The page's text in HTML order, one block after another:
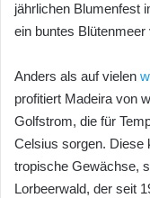
jährlichen Blumenfest
ein buntes Blütenmeer
Anders als auf vielen
profitiert Madeira von
Golfstrom, die für
Celsius sorgen. Diese
tropische Gewächse,
Lorbeerwald, der seit